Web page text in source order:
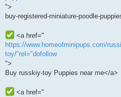
">
buy-registered-miniature-poodle-
<a href="
https://www.homeofminipups.com/
toy/"rel="dofollow
">
Buy russkiy-toy Puppies near me</a>
<a href="